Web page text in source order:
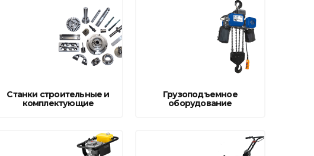
Станки строительные и
комплектующие
Грузоподъемное
оборудование